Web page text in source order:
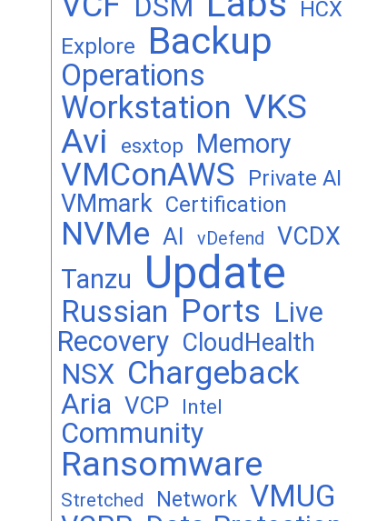
DSM HCX
Explore Backup
Operations
Workstation VKS
Avi
esxtop Memory
VMConAWS Private AI
VMmark Certification
NVMe AI vDefend VCDX
Tanzu Update
Russian Ports Live
Recovery CloudHealth
NSX Chargeback
Aria VCP Intel
Community
Ransomware
Stretched Network VMUG